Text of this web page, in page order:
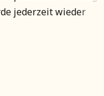
jederzeit wieder